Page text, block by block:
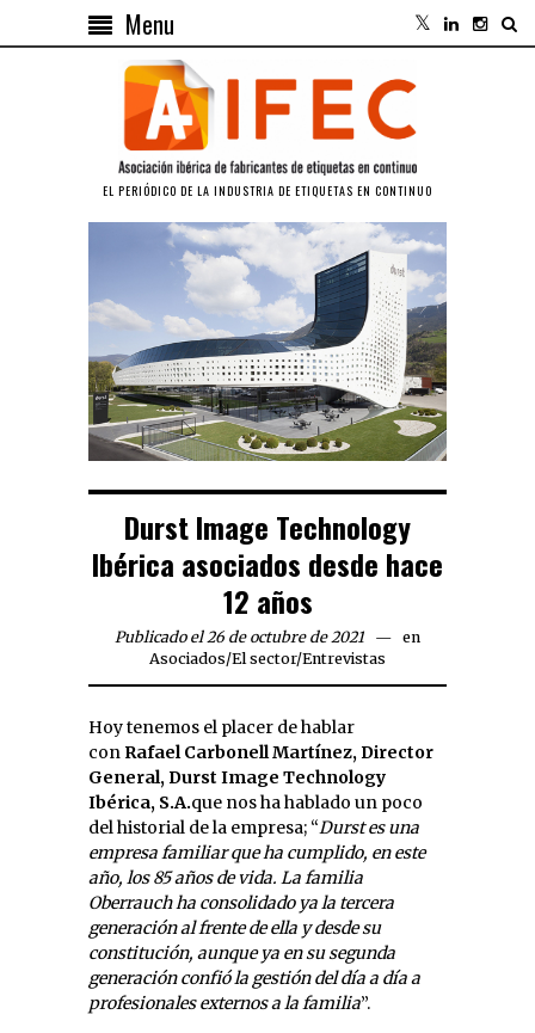
Menu
EL PERIÓDICO DE LA INDUSTRIA DE ETIQUETAS EN CONTINUO
Durst Image Technology
Ibérica asociados desde hace
12 años
Publicado el 26 de octubre de 2021
en
Asociados/El sector/Entrevistas
Hoy tenemos el placer de hablar
con Rafael Carbonell Martínez, Director
General, Durst Image Technology
Ibérica, S.A.que nos ha hablado un poco
del historial de la empresa; “Durst es una
empresa familiar que ha cumplido, en este
año, los 85 años de vida. La familia
Oberrauch ha consolidado ya la tercera
generación al frente de ella y desde su
constitución, aunque ya en su segunda
generación confió la gestión del día a día a
profesionales externos a la familia”.